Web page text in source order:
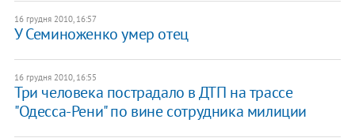
16 грудня 2010, 16:57
У Семиноженко умер отец
16 грудня 2010, 16:55
Три человека пострадало в ДТП на трассе
"Одесса-Рени" по вине сотрудника милиции